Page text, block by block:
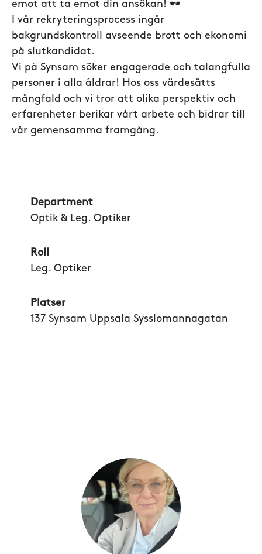
emot att ta emot din ansökan! 🕶️
I vår rekryteringsprocess ingår
bakgrundskontroll avseende brott och ekonomi
på slutkandidat.
Vi på Synsam söker engagerade och talangfulla
personer i alla åldrar! Hos oss värdesätts
mångfald och vi tror att olika perspektiv och
erfarenheter berikar vårt arbete och bidrar till
vår gemensamma framgång.
Department
Optik & Leg. Optiker
Roll
Leg. Optiker
Platser
137 Synsam Uppsala Sysslomannagatan